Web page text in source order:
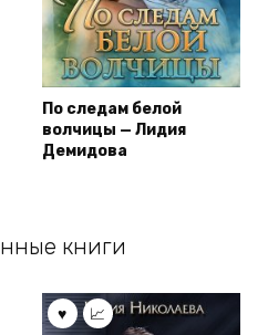
По следам белой
волчицы — Лидия
Демидова
книги